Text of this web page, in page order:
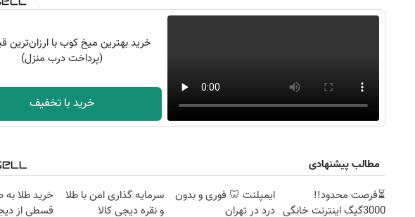
خرید بهترین میخ کوب با ارزان‌ترین
(پرداخت درب منزل)
خرید با تخفیف
مطالب پیشنهادی
⏳فرصت محدود!!
3000گیگ اینترنت خانگی
ایمپلنت 🦷 فوری و بدون
درد در تهران
سرمایه گذاری امن با طلا
و نقره دیجی کالا
خرید طلا
قسطی از
روزنامه‌های صبح پنج‌شنبه ۱۵ مرداد ۱۴۰۵ روزنامه‌های ورزشی پنج‌شنبه ۱۵ مرداد